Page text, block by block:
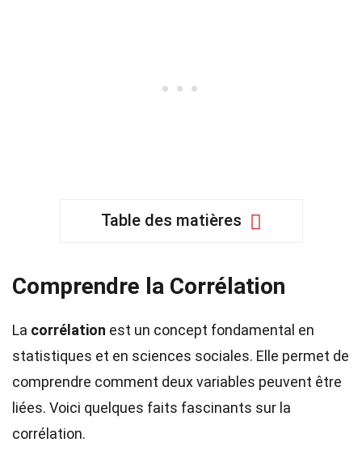
Table des matières
Comprendre la Corrélation
La corrélation est un concept fondamental en
statistiques et en sciences sociales. Elle permet de
comprendre comment deux variables peuvent être
liées. Voici quelques faits fascinants sur la
corrélation.